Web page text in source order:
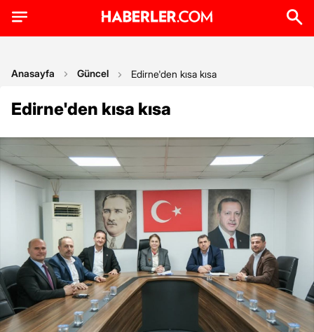
Anasayfa Güncel Edirne'den kısa kısa
Edirne'den kısa kısa